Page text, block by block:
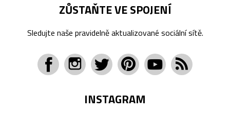
ZŮSTAŇTE VE SPOJENÍ
Sledujte naše pravidelně aktualizované sociální sítě.
INSTAGRAM